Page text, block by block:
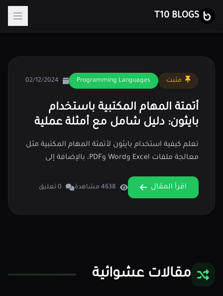
T10 BLOGS
مثبت Programming Languages
02/12/2024
أتمتة المهام المكتبية باستخدام
بايثون: دليل شامل مع أمثلة عملية
تعلم كيفية استخدام بايثون لأتمتة المهام المكتبية مثل
معالجة ملفات Excel وWord وPDF، بالإضافة إلى
المكتبات اللازمة وأمثلة عملية.
اقرأ المقال 4638 مشاهدة 0 تعليق
مقالات عشوائية